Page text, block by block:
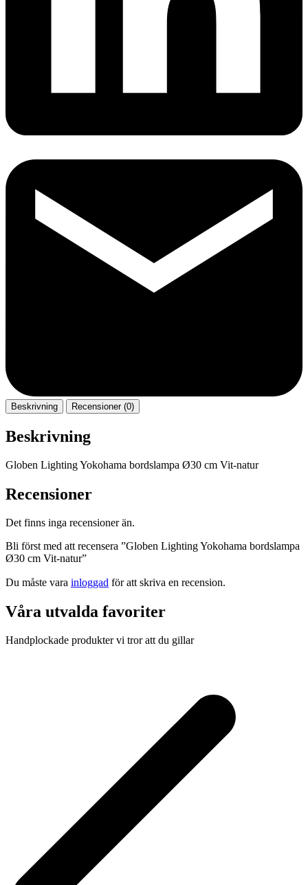
Beskrivning Recensioner (0)
Beskrivning
Globen Lighting Yokohama bordslampa Ø30 cm Vit-natur
Recensioner
Det finns inga recensioner än.
Bli först med att recensera ”Globen Lighting Yokohama bordslampa
Ø30 cm Vit-natur”
Du måste vara inloggad för att skriva en recension.
Våra utvalda favoriter
Handplockade produkter vi tror att du gillar